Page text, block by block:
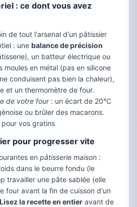
: ce dont vous avez
de tout l'arsenal d'un pâtissier
: une balance de précision
un batteur électrique ou
moules en métal (pas en silicone
conduisent pas bien la chaleur),
et un thermomètre de four.
de votre four: un écart de 20°C
ou brûler des macarons.
vos gratins
pour progresser vite
en pâtisserie maison :
dans le beurre fondu (le
travailler une pâte sablée (elle
four avant la fin de cuisson d'un
Lisez la recette en entier avant de